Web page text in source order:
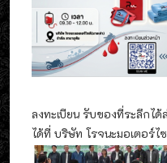
ลงทะเบียน รับของที่ระลึกได้
ได้ที่ บริษัท โรจนะมอเตอร์ไซ